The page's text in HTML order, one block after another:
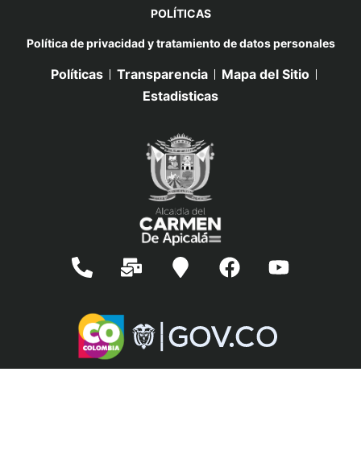
POLÍTICAS
Política de privacidad y tratamiento de datos personales
Políticas Transparencia
Mapa del Sitio
Estadisticas